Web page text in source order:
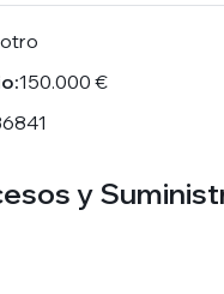
otro
150.000 €
y